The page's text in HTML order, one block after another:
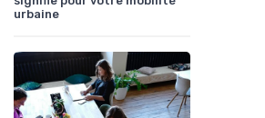
urbaine